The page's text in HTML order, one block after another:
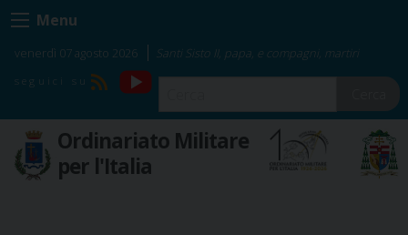
Skip
to
content
Menu
venerdì 07 agosto 2026 Santi Sisto II, papa, e compagni, martiri
RSS
YouTube
Ordinariato Militare
per l'Italia